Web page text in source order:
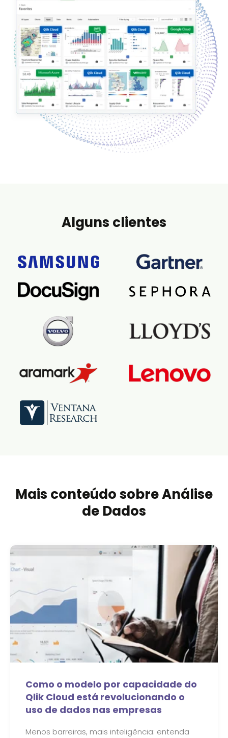
Alguns clientes
Mais conteúdo sobre Análise
de Dados
Como o modelo por capacidade do
Qlik Cloud está revolucionando o
uso de dados nas empresas
Menos barreiras, mais inteligência: entenda